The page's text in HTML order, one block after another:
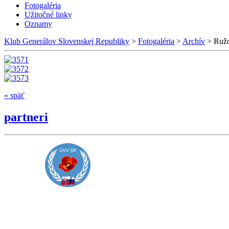
Fotogaléria
Užitočné linky
Oznamy
Klub Generálov Slovenskej Republiky > Fotogaléria > Archív >
« späť
partneri